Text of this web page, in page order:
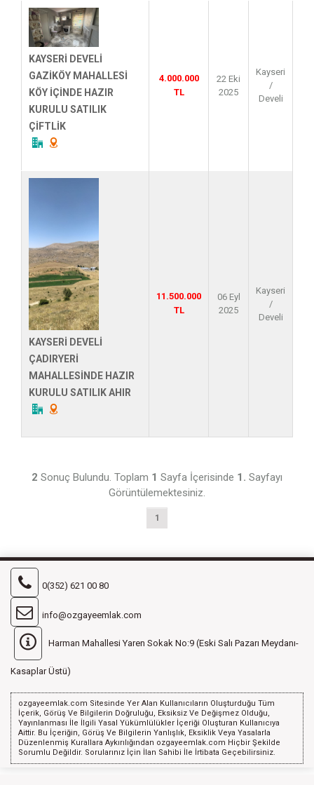
KAYSERİ DEVELİ
GAZİKÖY MAHALLESİ
KÖY İÇİNDE HAZIR
KURULU SATILIK
ÇİFTLİK
4.000.000
TL
22 Eki
2025
Kayseri
/
Develi
KAYSERİ DEVELİ
ÇADIRYERİ
MAHALLESİNDE HAZIR
KURULU SATILIK AHIR
11.500.000
TL
06 Eyl
2025
Kayseri
/
Develi
2 Sonuç Bulundu. Toplam 1 Sayfa İçerisinde 1. Sayfayı
Görüntülemektesiniz.
1
0(352) 621 00 80
info@ozgayeemlak.com
Harman Mahallesi Yaren Sokak No:9 (Eski Salı Pazarı Meydanı-
Kasaplar Üstü)
ozgayeemlak.com Sitesinde Yer Alan Kullanıcıların Oluşturduğu Tüm
İçerik, Görüş Ve Bilgilerin Doğruluğu, Eksiksiz Ve Değişmez Olduğu,
Yayınlanması İle İlgili Yasal Yükümlülükler İçeriği Oluşturan Kullanıcıya
Aittir. Bu İçeriğin, Görüş Ve Bilgilerin Yanlışlık, Eksiklik Veya Yasalarla
Düzenlenmiş Kurallara Aykırılığından ozgayeemlak.com Hiçbir Şekilde
Sorumlu Değildir. Sorularınız İçin İlan Sahibi İle İrtibata Geçebilirsiniz.